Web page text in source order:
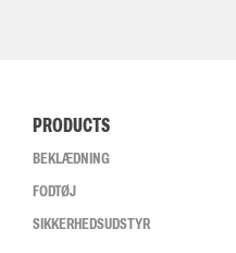
PRODUCTS
BEKLÆDNING
FODTØJ
SIKKERHEDSUDSTYR